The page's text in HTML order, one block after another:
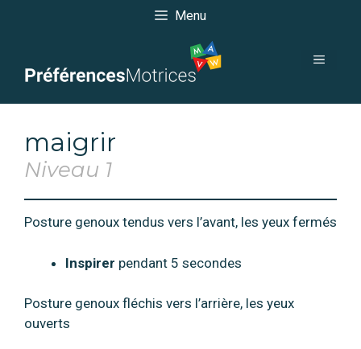
Menu
menu
maigrir
Niveau 1
Posture genoux tendus vers l’avant, les yeux fermés
Inspirer pendant 5 secondes
Posture genoux fléchis vers l’arrière, les yeux
ouverts